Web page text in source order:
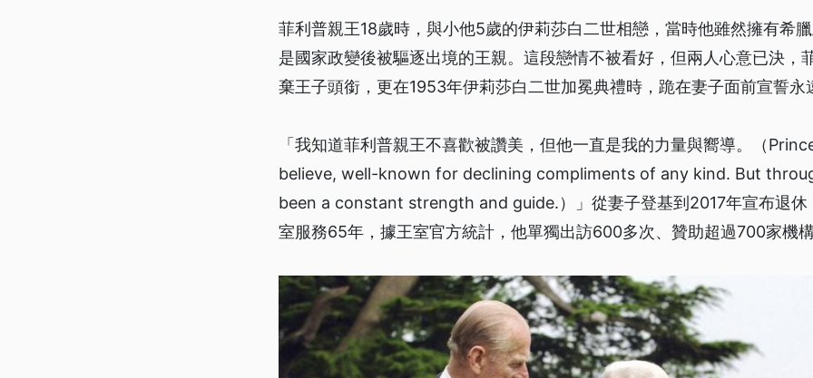
菲利普親王18歲時，與小他5歲的伊莉莎白二世相戀，當時他雖然擁有希
是國家政變後被驅逐出境的王親。這段戀情不被看好，但兩人心意已決，
棄王子頭銜，更在1953年伊莉莎白二世加冕典禮時，跪在妻子面前宣誓永
「我知道菲利普親王不喜歡被讚美，但他一直是我的力量與嚮導。（
believe, well-known for declining compliments of any kind. But
been a constant strength and guide.）」從妻子登基到2017年宣布退休
室服務65年，據王室官方統計，他單獨出訪600多次、贊助超過700家機